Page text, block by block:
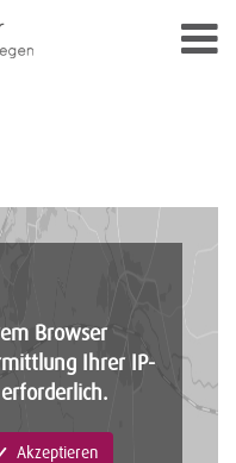
Browser
Ihrer IP-
Akzeptieren